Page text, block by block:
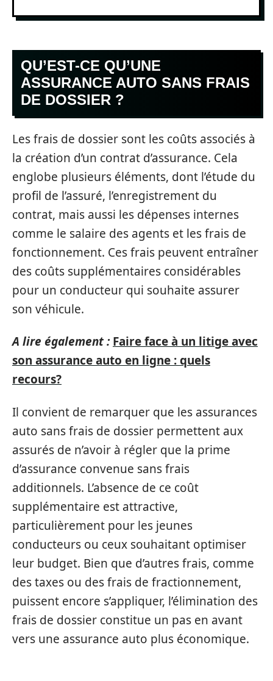
QU’EST-CE QU’UNE
ASSURANCE AUTO SANS FRAIS
DE DOSSIER ?
Les frais de dossier sont les coûts associés à
la création d’un contrat d’assurance. Cela
englobe plusieurs éléments, dont l’étude du
profil de l’assuré, l’enregistrement du
contrat, mais aussi les dépenses internes
comme le salaire des agents et les frais de
fonctionnement. Ces frais peuvent entraîner
des coûts supplémentaires considérables
pour un conducteur qui souhaite assurer
son véhicule.
A lire également : Faire face à un litige avec
son assurance auto en ligne : quels
recours?
Il convient de remarquer que les assurances
auto sans frais de dossier permettent aux
assurés de n’avoir à régler que la prime
d’assurance convenue sans frais
additionnels. L’absence de ce coût
supplémentaire est attractive,
particulièrement pour les jeunes
conducteurs ou ceux souhaitant optimiser
leur budget. Bien que d’autres frais, comme
des taxes ou des frais de fractionnement,
puissent encore s’appliquer, l’élimination des
frais de dossier constitue un pas en avant
vers une assurance auto plus économique.